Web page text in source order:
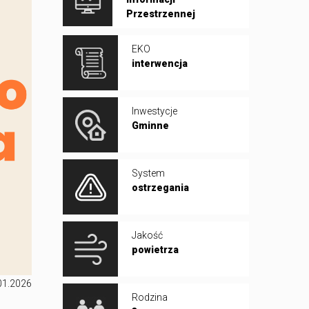
Przestrzennej
EKO
interwencja
Inwestycje
Gminne
System
ostrzegania
Jakość
powietrza
Rodzina